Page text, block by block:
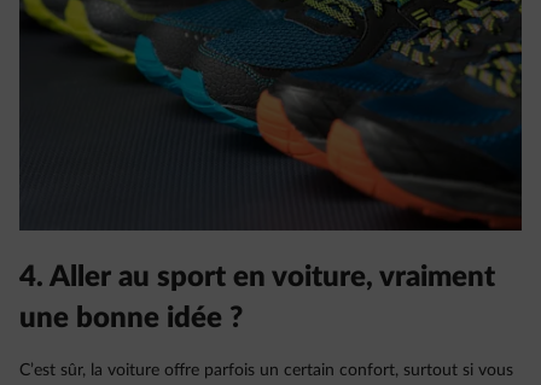
4. Aller au sport en voiture, vraiment
une bonne idée ?
C’est sûr, la voiture offre parfois un certain confort, surtout si vous